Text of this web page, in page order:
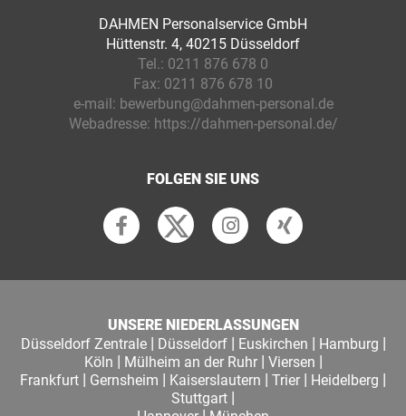
DAHMEN Personalservice GmbH
Hüttenstr. 4, 40215 Düsseldorf
Tel.: 0211 876 678 0
Fax: 0211 876 678 10
e-mail: bewerbung@dahmen-personal.de
Webadresse: https://dahmen-personal.de/
FOLGEN SIE UNS
UNSERE NIEDERLASSUNGEN
Düsseldorf Zentrale| Düsseldorf| Euskirchen | Hamburg |
Köln | Mülheim an der Ruhr| Viersen |
Frankfurt | Gernsheim | Kaiserslautern | Trier | Heidelberg |
Stuttgart |